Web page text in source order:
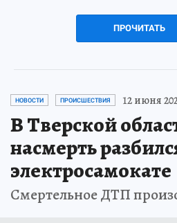
ПРОЧИТАТЬ
НОВОСТИ ПРОИСШЕСТВИЯ 12 июня
В Тверской
насмерть
электросамокате
Смертельное ДТП